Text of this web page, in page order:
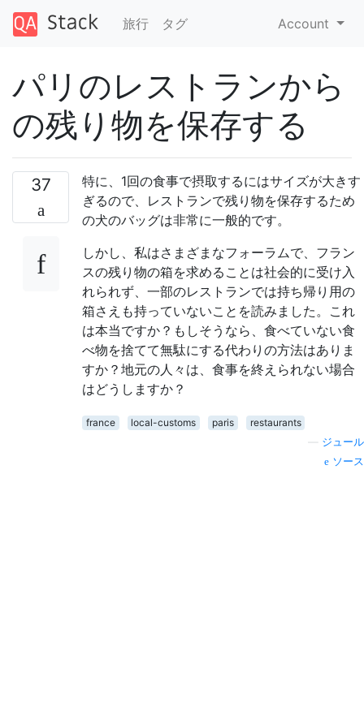
旅行 タグ Account
パリのレストランから
の残り物を保存する
37
特に、1回の食事で摂取するにはサイズが大きす
ぎるので、レストランで残り物を保存するため
の犬のバッグは非常に一般的です。
しかし、私はさまざまなフォーラムで、フラン
スの残り物の箱を求めることは社会的に受け入
れられず、一部のレストランでは持ち帰り用の
箱さえも持っていないことを読みました。これ
は本当ですか？もしそうなら、食べていない食
べ物を捨てて無駄にする代わりの方法はありま
すか？地元の人々は、食事を終えられない場合
はどうしますか？
france local-customs paris
restaurants
ジュール
ソース